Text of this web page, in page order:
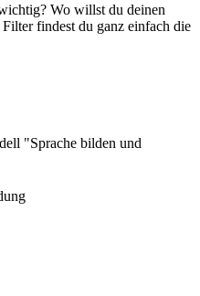
Wo willst du deinen
findest du ganz einfach die
"Sprache bilden und